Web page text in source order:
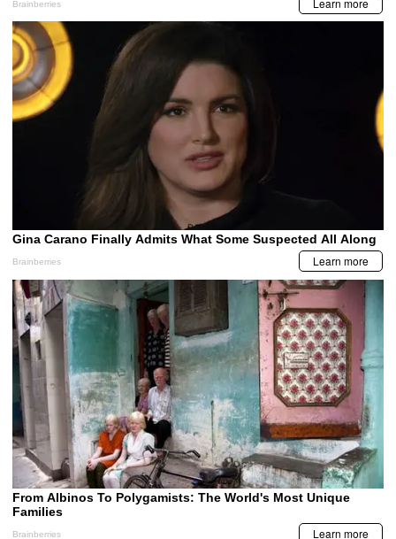
LA PRENSA VIDEOS
BCH emite comunicado por captura de
funcionarios vinculados al caso